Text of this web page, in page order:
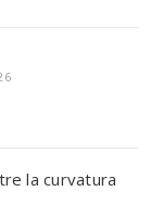
la curvatura